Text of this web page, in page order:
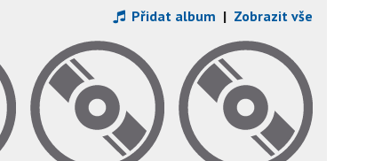
Přidat album | Zobrazit vše